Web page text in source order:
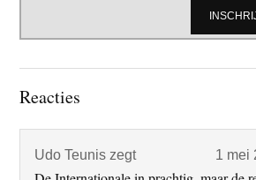
Lees
Reacties
Udo Teunis zegt 1 mei